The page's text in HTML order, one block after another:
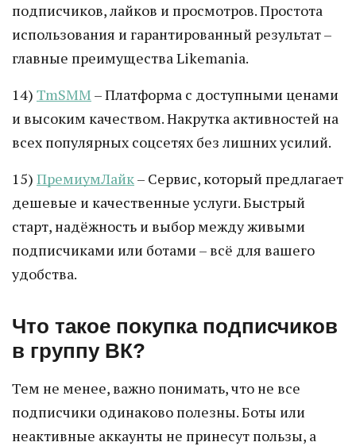
подписчиков, лайков и просмотров. Простота
использования и гарантированный результат –
главные преимущества Likemania.
14) TmSMM – Платформа с доступными ценами
и высоким качеством. Накрутка активностей на
всех популярных соцсетях без лишних усилий.
15) ПремиумЛайк– Сервис, который предлагает
дешевые и качественные услуги. Быстрый
старт, надёжность и выбор между живыми
подписчиками или ботами – всё для вашего
удобства.
Что такое покупка подписчиков
в группу ВК?
Тем не менее, важно понимать, что не все
подписчики одинаково полезны. Боты или
неактивные аккаунты не принесут пользы, а